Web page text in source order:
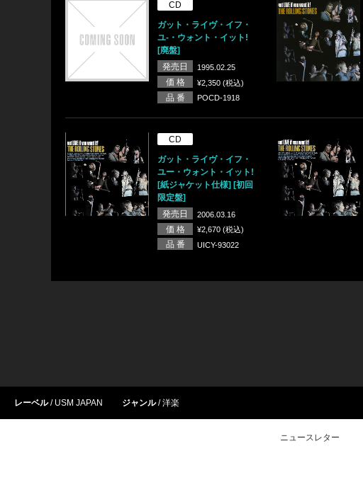
CD
ガット・ライヴ・イフ・
ユ-・ウォント・イット!
[廃盤]
発売日
1995.02.25
価 格 ¥2,350 (税込)
品 番 POCD-1918
CD
ガット・ライヴ・イフ・
ユー・ウォント・イット!
[紙ジャケット仕様] [初回
限定盤]
発売日
2006.03.16
価 格 ¥2,670 (税込)
品 番 UICY-93022
レーベル USM JAPAN ジャンル 洋楽
ニュースレター